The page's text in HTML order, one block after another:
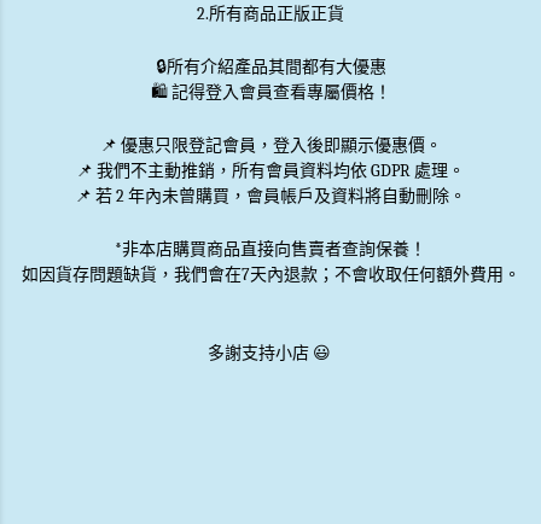
2.所有商品正版正貨
🔒所有介紹產品其間都有大優惠
🛍️ 記得登入會員查看專屬價格！
📌 優惠只限登記會員 ，登入後即顯示優惠價。
📌 我們不主動推銷 ，所有會員資料均依 GDPR 處理。
📌 若 2 年內未曾購買，會員帳戶及資料將自動刪除。
*非本店購買商品直接向售賣者查詢保養！
如因貨存問題缺貨，我們會在7天內退款；不會收取任何額外費用。
多謝支持小店 😃